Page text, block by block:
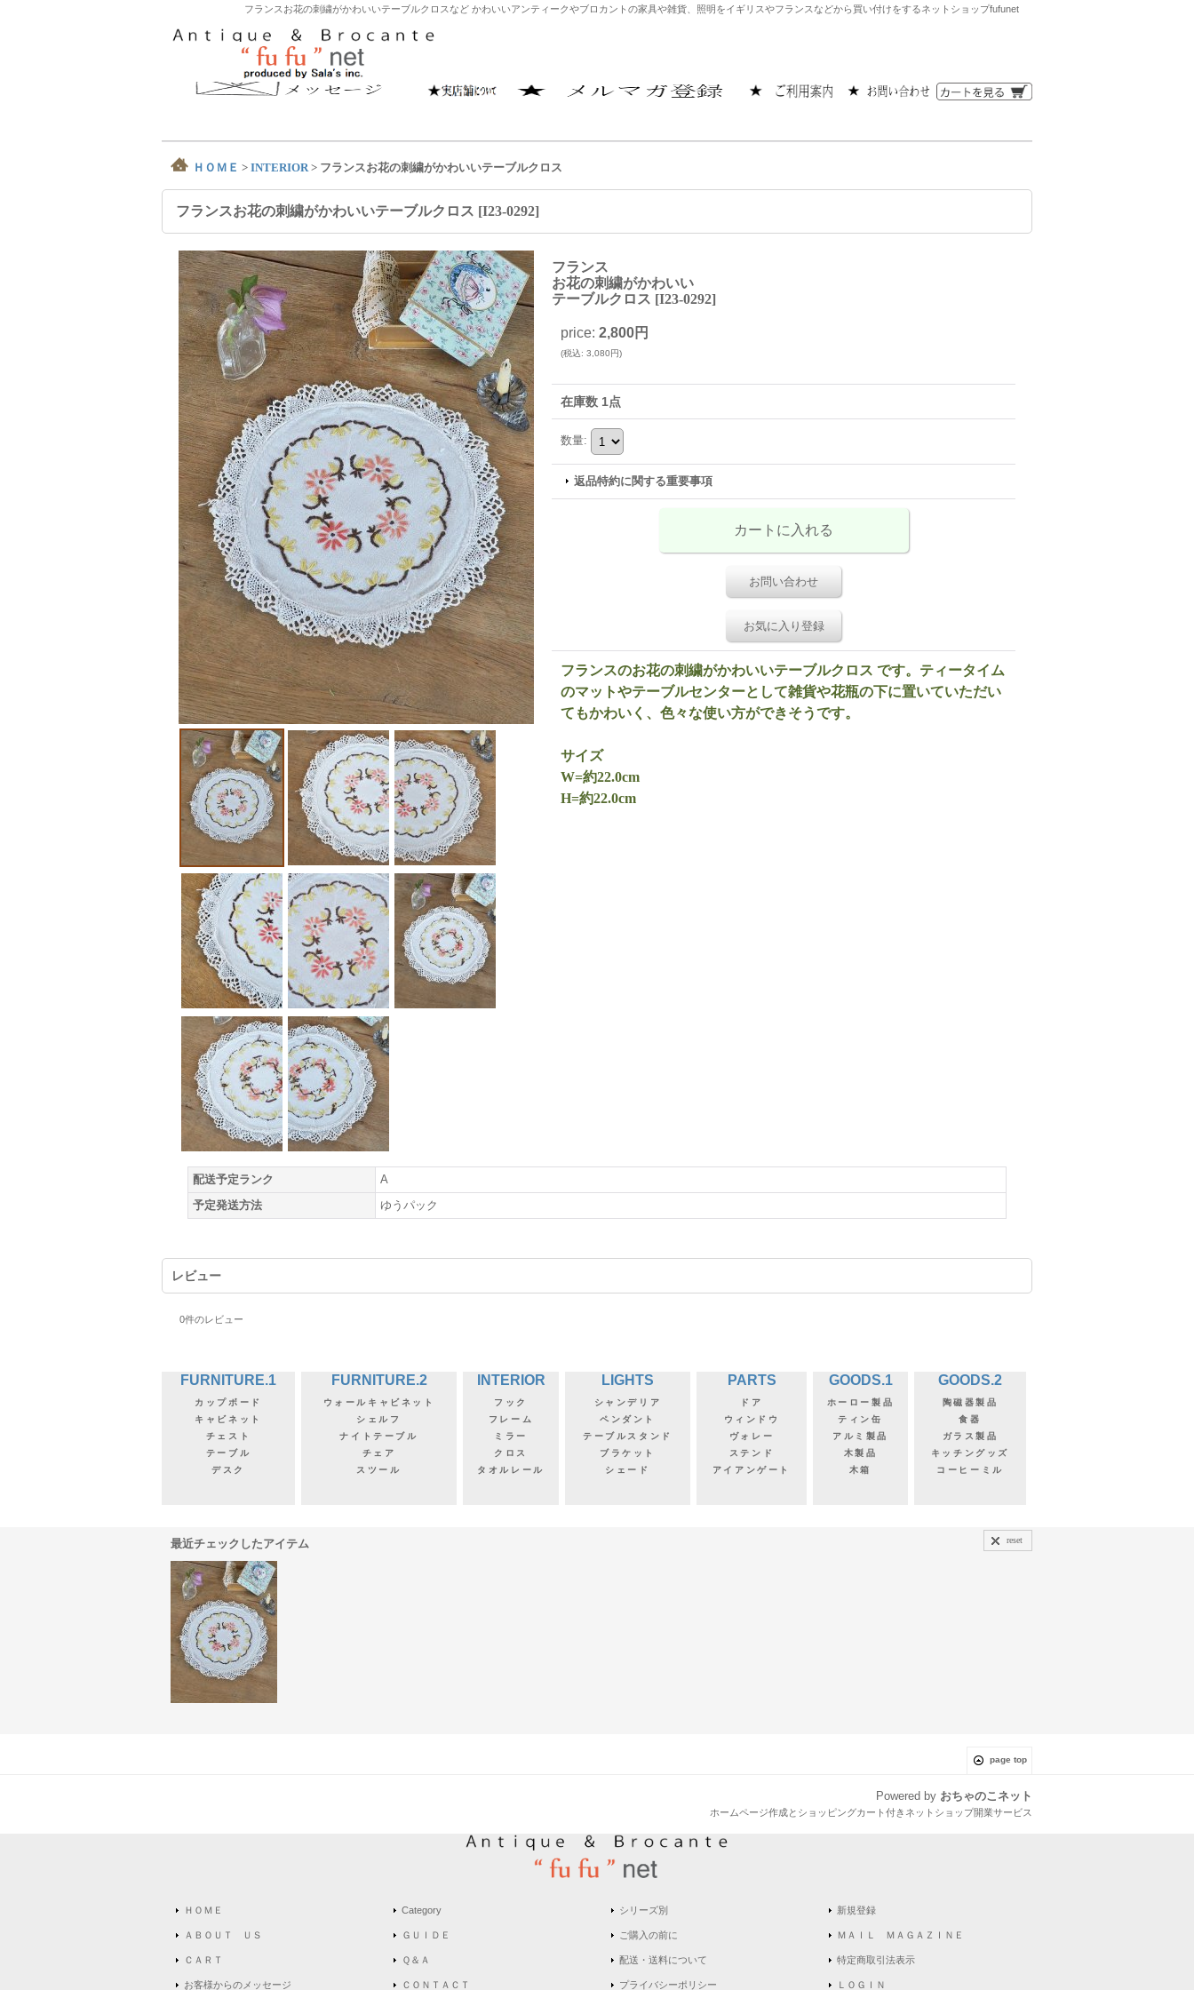
フランスお花の刺繍がかわいいテーブルクロスなど かわいいアンティークやブロカントの家具や雑貨、照明をイギリスやフランスなどから買い付けをするネットショップfufunet
ＨＯＭＥ > INTERIOR > フランスお花の刺繍がかわいいテーブルクロス
フランスお花の刺繍がかわいいテーブルクロス [I23-0292]
フランス
お花の刺繍がかわいい
テーブルクロス [I23-0292]
price: 2,800円
(税込: 3,080円)
在庫数 1点
数量:
返品特約に関する重要事項
お問い合わせ
お気に入り登録
フランスのお花の刺繍がかわいいテーブルクロス です。ティータイム
のマットやテーブルセンターとして雑貨や花瓶の下に置いていただい
てもかわいく、色々な使い方ができそうです。
サイズ
W=約22.0cm
H=約22.0cm
配送予定ランク
A
予定発送方法
ゆうパック
レビュー
0件のレビュー
FURNITURE.1
カップボード
キャビネット
チェスト
テーブル
デスク
FURNITURE.2
ウォールキャビネット
シェルフ
ナイトテーブル
チェア
スツール
INTERIOR
フック
フレーム
ミラー
クロス
タオルレール
LIGHTS
シャンデリア
ペンダント
テーブルスタンド
ブラケット
シェード
PARTS
ドア
ウィンドウ
ヴォレー
ステンド
アイアンゲート
GOODS.1
ホーロー製品
ティン缶
アルミ製品
木製品
木箱
GOODS.2
陶磁器製品
食器
ガラス製品
キッチングッズ
コーヒーミル
最近チェックしたアイテム reset
page top
Powered by おちゃのこネット
ホームページ作成とショッピングカート付きネットショップ開業サービス
ＨＯＭＥ
ＡＢＯＵＴ ＵＳ
ＣＡＲＴ
お客様からのメッセージ
Category
ＧＵＩＤＥ
Ｑ＆Ａ
ＣＯＮＴＡＣＴ
シリーズ別
ご購入の前に
配送・送料について
プライバシーポリシー
新規登録
ＭＡＩＬ ＭＡＧＡＺＩＮＥ
特定商取引法表示
ＬＯＧＩＮ